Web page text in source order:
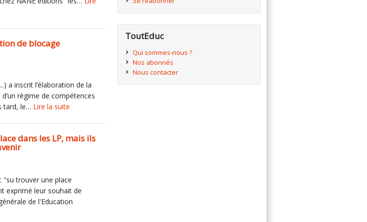
de blocage
a inscrit l’élaboration de la
régime de compétences
tard, le… Lire la suite
dans les LP, mais ils
"su trouver une place
exprimé leur souhait de
de l'Education
ToutEduc
Qui sommes-nous ?
Nos abonnés
Nous contacter